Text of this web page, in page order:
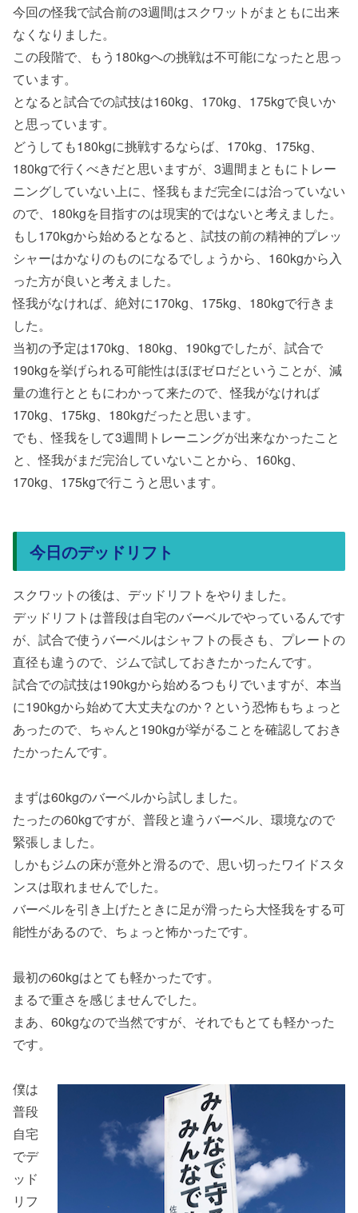
今回の怪我で試合前の3週間はスクワットがまともに出来
なくなりました。
この段階で、もう180kgへの挑戦は不可能になったと思っ
ています。
となると試合での試技は160kg、170kg、175kgで良いか
と思っています。
どうしても180kgに挑戦するならば、170kg、175kg、
180kgで行くべきだと思いますが、3週間まともにトレー
ニングしていない上に、怪我もまだ完全には治っていない
ので、180kgを目指すのは現実的ではないと考えました。
もし170kgから始めるとなると、試技の前の精神的プレッ
シャーはかなりのものになるでしょうから、160kgから入
った方が良いと考えました。
怪我がなければ、絶対に170kg、175kg、180kgで行きま
した。
当初の予定は170kg、180kg、190kgでしたが、試合で
190kgを挙げられる可能性はほぼゼロだということが、減
量の進行とともにわかって来たので、怪我がなければ
170kg、175kg、180kgだったと思います。
でも、怪我をして3週間トレーニングが出来なかったこと
と、怪我がまだ完治していないことから、160kg、
170kg、175kgで行こうと思います。
今日のデッドリフト
スクワットの後は、デッドリフトをやりました。
デッドリフトは普段は自宅のバーベルでやっているんです
が、試合で使うバーベルはシャフトの長さも、プレートの
直径も違うので、ジムで試しておきたかったんです。
試合での試技は190kgから始めるつもりでいますが、本当
に190kgから始めて大丈夫なのか？という恐怖もちょっと
あったので、ちゃんと190kgが挙がることを確認しておき
たかったんです。
まずは60kgのバーベルから試しました。
たったの60kgですが、普段と違うバーベル、環境なので
緊張しました。
しかもジムの床が意外と滑るので、思い切ったワイドスタ
ンスは取れませんでした。
バーベルを引き上げたときに足が滑ったら大怪我をする可
能性があるので、ちょっと怖かったです。
最初の60kgはとても軽かったです。
まるで重さを感じませんでした。
まあ、60kgなので当然ですが、それでもとても軽かった
です。
僕は
普段
自宅
でデ
ッド
リフ